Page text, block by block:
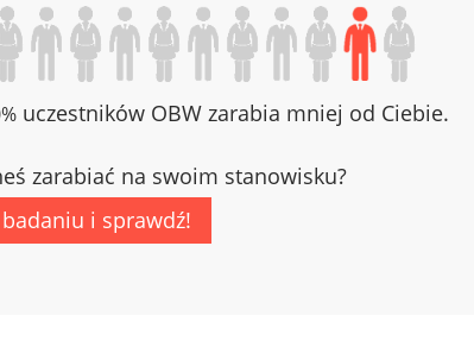
uczestników OBW zarabia mniej od Ciebie.
zarabiać na swoim stanowisku?
badaniu i sprawdź!